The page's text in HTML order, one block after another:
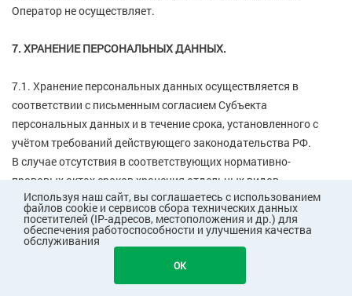
Оператор не осуществляет.
7. ХРАНЕНИЕ ПЕРСОНАЛЬНЫХ ДАННЫХ.
7.1. Хранение персональных данных осуществляется в
соответствии с письменным согласием Субъекта
персональных данных и в течение срока, установленного с
учётом требований действующего законодательства РФ.
В случае отсутствия в соответствующих нормативно-
правовых актах сроков хранения отдельных видов
персональных данных, указанные персональные данные
подлежат хранению в течение срока, указанного в письменном
согласии соответствующего Субъекта персональных данных.
7.2. Хранение персональных данных осуществляется не
Используя наш сайт, вы соглашаетесь с использованием
файлов cookie и сервисов сбора технических данных
посетителей (IP-адресов, местоположения и др.) для
обеспечения работоспособности и улучшения качества
обслуживания
OK